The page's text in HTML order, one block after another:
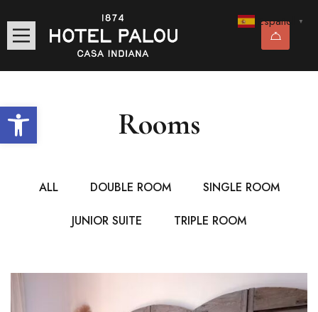
Abrir barra de herramientasRooms
ALL DOUBLE ROOM SINGLE ROOM
JUNIOR SUITE TRIPLE ROOM
Español ▼